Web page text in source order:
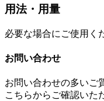
用法・用量
必要な場合にご使用く
お問い合わせ
お問い合わせの多いご
こちらからご確認いた